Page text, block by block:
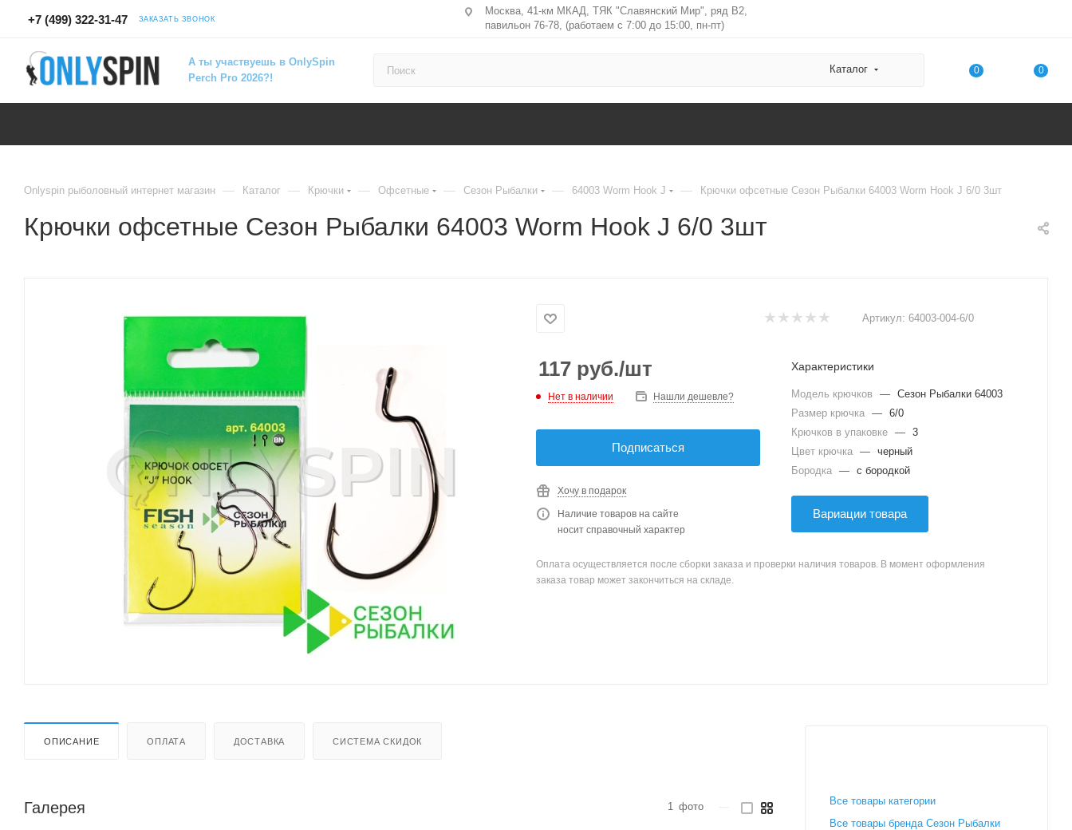
+7 (499) 322-31-47 ЗАКАЗАТЬ ЗВОНОК
Москва, 41-км МКАД, ТЯК "Славянский Мир", ряд В2,
павильон 76-78, (работаем с 7:00 до 15:00, пн-пт)
А ты участвуешь в OnlySpin
Perch Pro 2026?!
Каталог 0 0
Onlyspin рыболовный интернет магазин — Каталог — Крючки — Офсетные — Сезон Рыбалки — 64003 Worm Hook J — Крючки офсетные Сезон Рыбалки 64003 Worm Hook J 6/0 3шт
Крючки офсетные Сезон Рыбалки 64003 Worm Hook J 6/0 3шт
Артикул: 64003-004-6/0
117 руб./шт
Нет в наличии Нашли дешевле?
Подписаться
Хочу в подарок
Наличие товаров на сайте
носит справочный характер
Характеристики
Модель крючков — Сезон Рыбалки 64003
Размер крючка — 6/0
Крючков в упаковке — 3
Цвет крючка — черный
Бородка — с бородкой
Вариации товара
Оплата осуществляется после сборки заказа и проверки наличия товаров. В момент оформления
заказа товар может закончиться на складе.
ОПИСАНИЕ ОПЛАТА ДОСТАВКА СИСТЕМА СКИДОК
Галерея 1 фото
Все товары категории
Все товары бренда Сезон Рыбалки